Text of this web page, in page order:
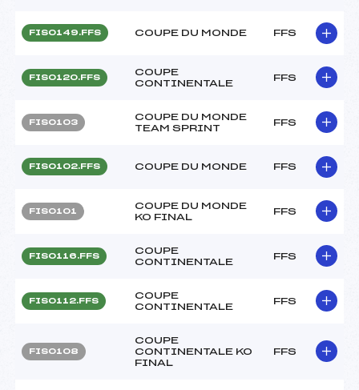
FIS0149.FFS COUPE DU MONDE FFS
FIS0120.FFS
COUPE
CONTINENTALE
FFS
FIS0103
COUPE DU MONDE
TEAM SPRINT
FFS
FIS0102.FFS COUPE DU MONDE FFS
FIS0101
COUPE DU MONDE
KO FINAL
FFS
FIS0116.FFS
COUPE
CONTINENTALE
FFS
FIS0112.FFS
COUPE
CONTINENTALE
FFS
FIS0108
COUPE
CONTINENTALE KO
FINAL
FFS